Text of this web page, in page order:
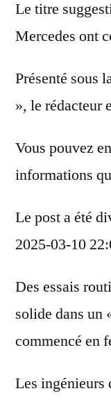
Le titre
Mercedes ont
Présenté sous
», le rédacteur
Vous pouvez
informations
Le post a été
2025-03-10
Des essais
solide dans un
commencé en
Les ingénieurs